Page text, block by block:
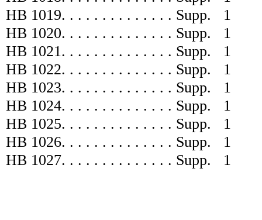
HB 1019. . . . . . . . . . . . . . Supp.
1
HB 1020. . . . . . . . . . . . . . Supp.
1
HB 1021. . . . . . . . . . . . . . Supp.
1
HB 1022. . . . . . . . . . . . . . Supp.
1
HB 1023. . . . . . . . . . . . . . Supp.
1
HB 1024. . . . . . . . . . . . . . Supp.
1
HB 1025. . . . . . . . . . . . . . Supp.
1
HB 1026. . . . . . . . . . . . . . Supp.
1
HB 1027. . . . . . . . . . . . . . Supp. 1